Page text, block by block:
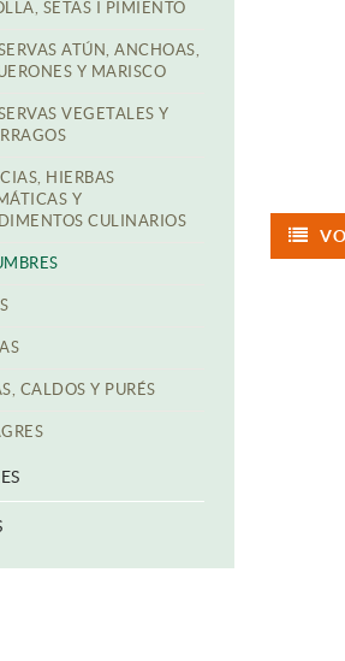
SETAS I PIMIENTO
ATÚN, ANCHOAS,
Y MARISCO
VEGETALES Y
HIERBAS
Y
CULINARIOS
CALDOS Y PURÉS